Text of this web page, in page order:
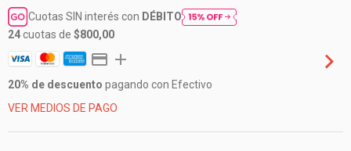
Cuotas SIN interés con DÉBITO
24 cuotas de $800,00
20% de descuento pagando con Efectivo
VER MEDIOS DE PAGO